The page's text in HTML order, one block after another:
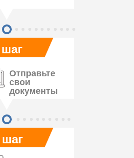
шаг
шаг
Отправьте
свои
документы